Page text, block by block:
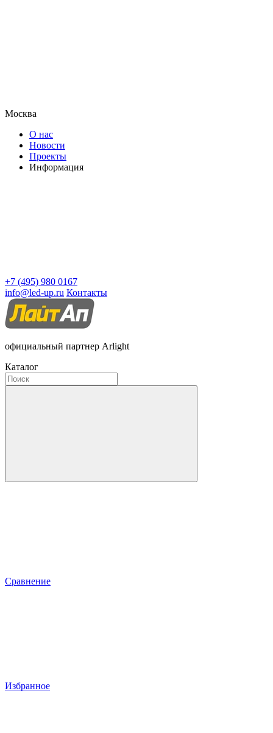
Москва
О нас
Новости
Проекты
Информация
+7 (495) 980 0167
info@led-up.ru Контакты
официальный партнер Arlight
Каталог
Сравнение
Избранное